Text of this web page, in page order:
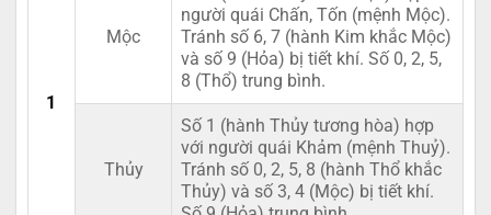
1
Mộc
người quái Chấn, Tốn (mệnh Mộc).
Tránh số 6, 7 (hành Kim khắc Mộc)
và số 9 (Hỏa) bị tiết khí. Số 0, 2, 5,
8 (Thổ) trung bình.
Thủy
Số 1 (hành Thủy tương hòa) hợp
với người quái Khảm (mệnh Thuỷ).
Tránh số 0, 2, 5, 8 (hành Thổ khắc
Thủy) và số 3, 4 (Mộc) bị tiết khí.